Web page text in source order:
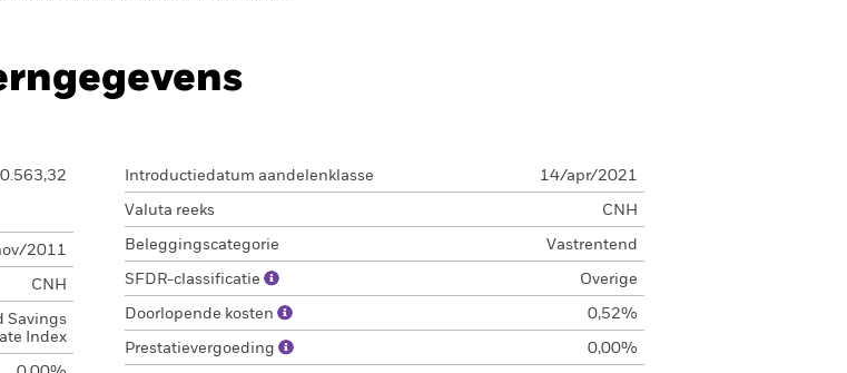
2011
CNH
Savings
Index
Introductiedatum aandelenklasse 14/apr/2021
Valuta reeks CNH
Beleggingscategorie Vastrentend
SFDR-classificatie Overige
Doorlopende kosten 0,52%
Prestatievergoeding 0,00%